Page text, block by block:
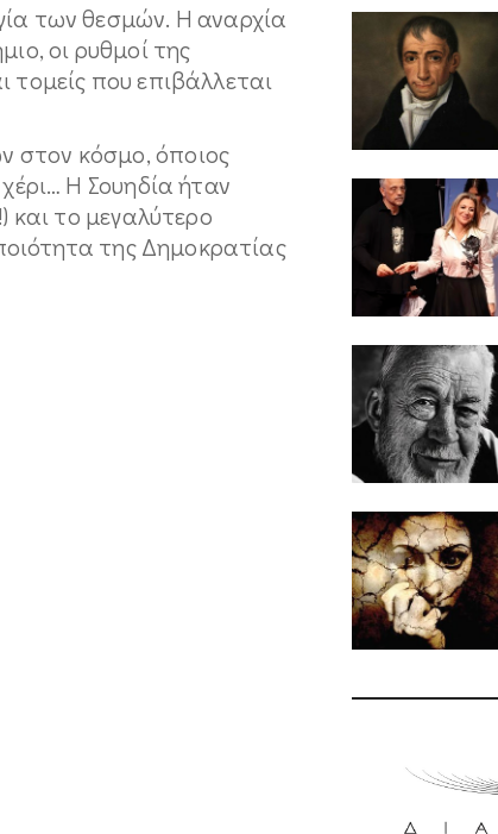
των θεσμών. Η αναρχία
οι ρυθμοί της
τομείς που επιβάλλεται
στον κόσμο, όποιος
Η Σουηδία ήταν
και το μεγαλύτερο
της Δημοκρατίας